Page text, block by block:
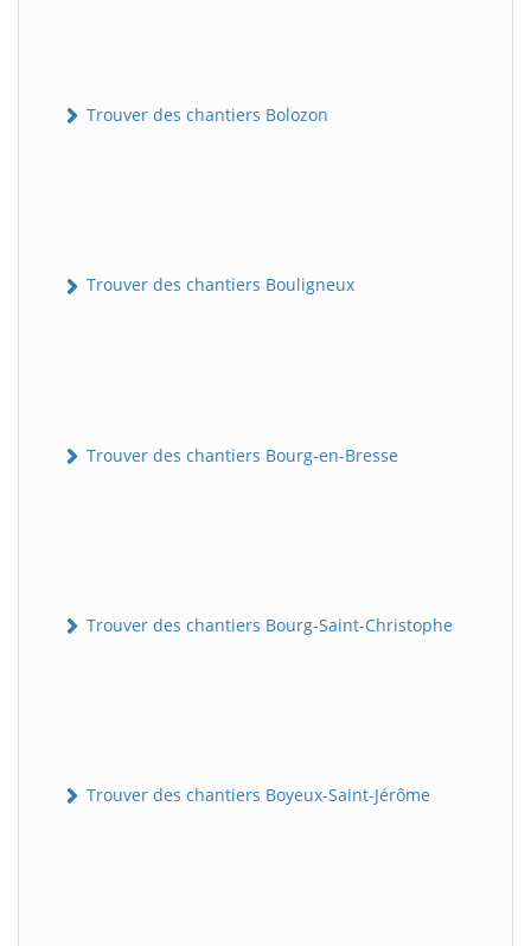
Trouver des chantiers Bolozon
Trouver des chantiers Bouligneux
Trouver des chantiers Bourg-en-Bresse
Trouver des chantiers Bourg-Saint-Christophe
Trouver des chantiers Boyeux-Saint-Jérôme